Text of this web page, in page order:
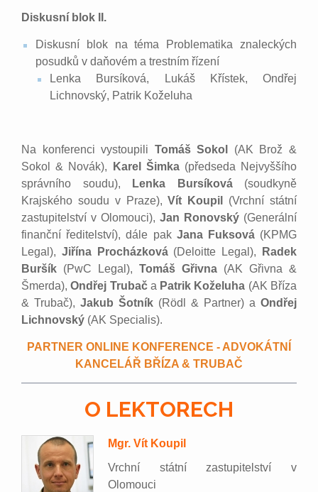
Diskusní blok II.
Diskusní blok na téma Problematika znaleckých
posudků v daňovém a trestním řízení
Lenka Bursíková, Lukáš Křístek, Ondřej
Lichnovský, Patrik Koželuha
Na konferenci vystoupili Tomáš Sokol (AK
Brož &
Sokol & Novák),
Karel Šimka(předseda Nejvyššího
správního soudu),
Lenka Bursíková(soudkyně
Krajského soudu v Praze),Vít Koupil
(Vrchní státní
zastupitelství v Olomouci), Jan Ronovský (Generální
finanční ředitelství), dále pak Jana Fuksová(KPMG
Legal), Jiřína Procházková (Deloitte Legal),
Radek
Buršík (PwC Legal), Tomáš Gřivna (AK Gřivna &
Šmerda),Ondřej Trubača Patrik Koželuha (AK Bříza
& Trubač), Jakub Šotník (Rödl & Partner) a Ondřej
Lichnovský (AK Specialis).
PARTNER ONLINE KONFERENCE - ADVOKÁTNÍ
KANCELÁŘ BŘÍZA & TRUBAČ
O LEKTORECH
Mgr. Vít Koupil
Vrchní státní zastupitelství v
Olomouci